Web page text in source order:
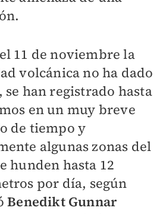
11 de noviembre la
volcánica no ha dado
se han registrado hasta
en un muy breve
de tiempo y
algunas zonas del
hunden hasta 12
por día, según
Benedikt Gunnar